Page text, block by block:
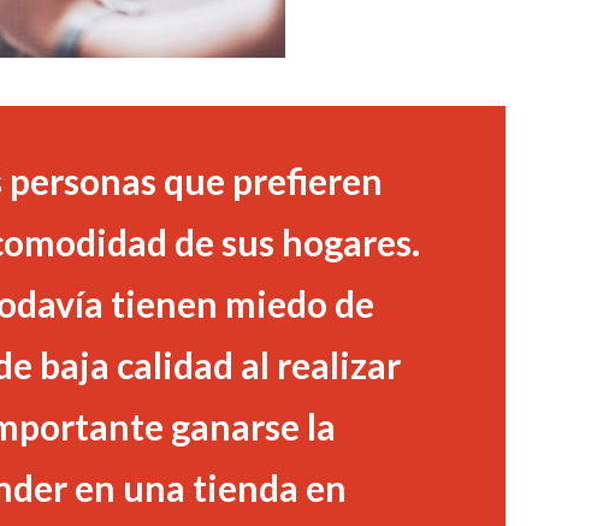
personas que prefieren
de sus hogares.
tienen miedo de
baja calidad al realizar
ganarse la
en una tienda en